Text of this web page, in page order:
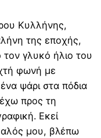
Κυλλήνης,
της εποχής,
γλυκό ήλιο του
φωνή με
ψάρι στα πόδια
προς τη
Εκεί
μου, βλέπω